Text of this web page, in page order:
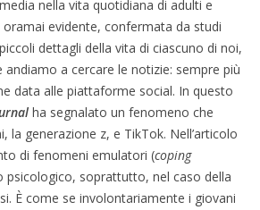
nella vita quotidiana di adulti e
evidente, confermata da studi
dettagli della vita di ciascuno di noi,
a cercare le notizie: sempre più
data alle piattaforme social. In questo
ha segnalato un fenomeno che
la generazione z, e TikTok. Nell’articolo
di fenomeni emulatori (coping
psicologico, soprattutto, nel caso della
È come se involontariamente i giovani